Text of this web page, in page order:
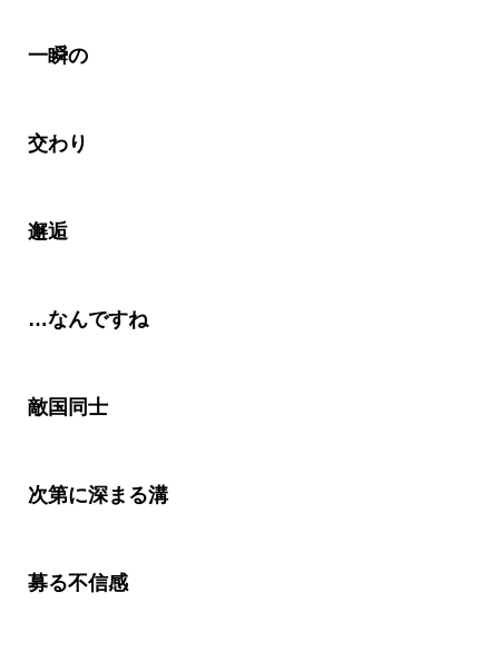
一瞬の
交わり
邂逅
…なんですね
敵国同士
次第に深まる溝
募る不信感